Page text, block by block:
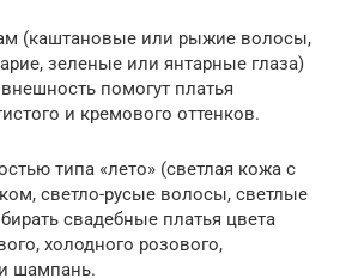
(каштановые или рыжие волосы,
зеленые или янтарные глаза)
помогут платья
и кремового оттенков.
типа «лето» (светлая кожа с
светло-русые волосы, светлые
свадебные платья цвета
холодного розового,
шампань.